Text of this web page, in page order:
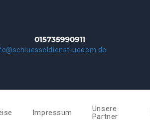
uedem.de
Impressum
Unsere
Partner